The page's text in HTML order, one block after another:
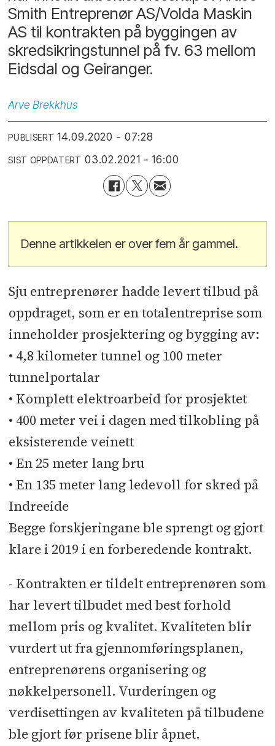
Smith Entreprenør AS/Volda Maskin
AS til kontrakten på byggingen av
skredsikringstunnel på fv. 63 mellom
Eidsdal og Geiranger.
Arve Brekkhus
PUBLISERT 14.09.2020 - 07:28
SIST OPPDATERT 03.02.2021 - 16:00
Denne artikkelen er over fem år gammel.
Sju entreprenører hadde levert tilbud på
oppdraget, som er en totalentreprise som
inneholder prosjektering og bygging av:
• 4,8 kilometer tunnel og 100 meter
tunnelportalar
• Komplett elektroarbeid for prosjektet
• 400 meter vei i dagen med tilkobling på
eksisterende veinett
• En 25 meter lang bru
• En 135 meter lang ledevoll for skred på
Indreeide
Begge forskjeringane ble sprengt og gjort
klare i 2019 i en forberedende kontrakt.
- Kontrakten er tildelt entreprenøren som
har levert tilbudet med best forhold
mellom pris og kvalitet. Kvaliteten blir
vurdert ut fra gjennomføringsplanen,
entreprenørens organisering og
nøkkelpersonell. Vurderingen og
verdisettingen av kvaliteten på tilbudene
ble gjort før prisene blir åpnet.